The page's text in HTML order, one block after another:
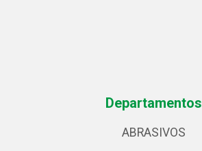
Departamentos
ABRASIVOS